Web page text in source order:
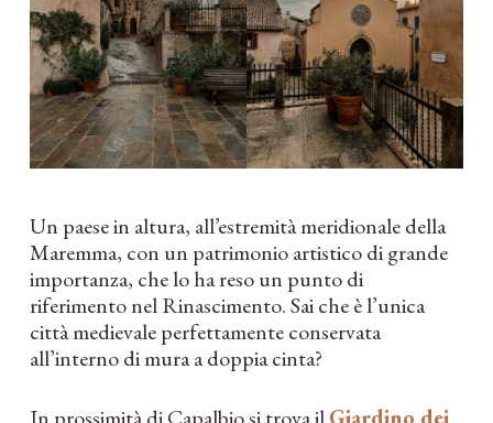
Un paese in altura, all’estremità meridionale della
Maremma, con un patrimonio artistico di grande
importanza, che lo ha reso un punto di
riferimento nel Rinascimento. Sai che è l’unica
città medievale perfettamente conservata
all’interno di mura a doppia cinta?